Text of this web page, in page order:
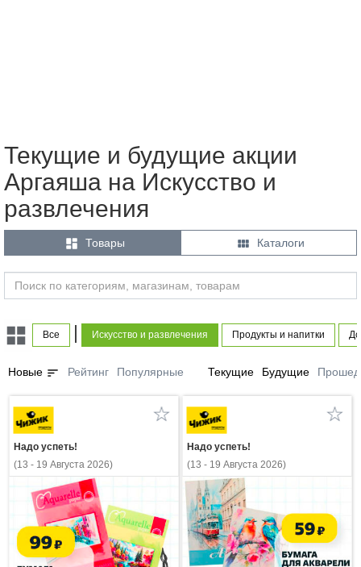
Текущие и будущие акции
Аргаяша на Искусство и
развлечения
 Товары  Каталоги
Все Искусство и развлечения Продукты и напитки
Новые sort Рейтинг Популярные Текущие Будущие
Надо успеть!
(13 - 19 Августа 2026)
Надо успеть!
(13 - 19 Августа 2026)